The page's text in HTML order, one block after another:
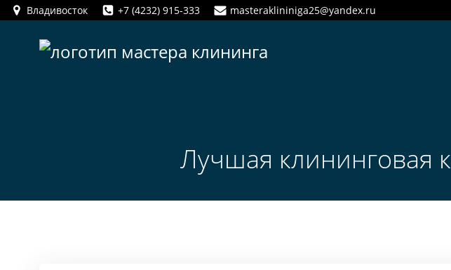
Перейти
к
содержимому
Владивосток +7 (4232) 915-333 masteraklininiga25@yandex.ru
Лучшая клининговая